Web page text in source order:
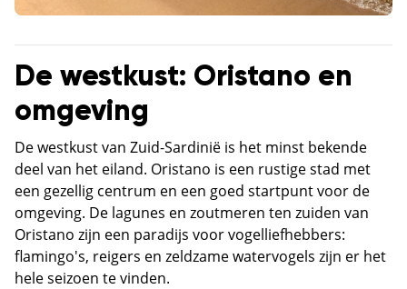
De westkust: Oristano en
omgeving
De westkust van Zuid-Sardinië is het minst bekende
deel van het eiland. Oristano is een rustige stad met
een gezellig centrum en een goed startpunt voor de
omgeving. De lagunes en zoutmeren ten zuiden van
Oristano zijn een paradijs voor vogelliefhebbers:
flamingo's, reigers en zeldzame watervogels zijn er het
hele seizoen te vinden.